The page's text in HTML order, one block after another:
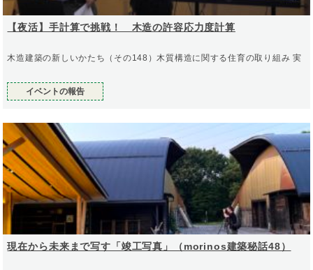
【夜活】手計算で挑戦！ 木造の許容応力度計算
木造建築の新しいかたち（その148）木質構造に関する住育の取り組み 実
イベントの報告
現在から未来まで写す「竣工写真」（morinos建築秘話48）